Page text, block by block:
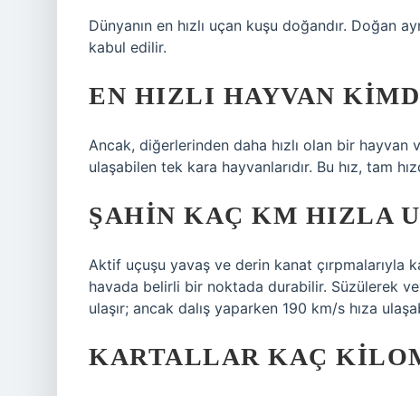
Dünyanın en hızlı uçan kuşu doğandır. Doğan
kabul edilir.
EN HIZLI HAYVAN
Ancak, diğerlerinden daha hızlı olan bir hayvan
ulaşabilen tek kara hayvanlarıdır. Bu hız, tam
ŞAHIN KAÇ KM HIZLA
Aktif uçuşu yavaş ve derin kanat çırpmalarıyla
havada belirli bir noktada durabilir. Süzülerek
ulaşır; ancak dalış yaparken 190 km/s hıza
KARTALLAR KAÇ